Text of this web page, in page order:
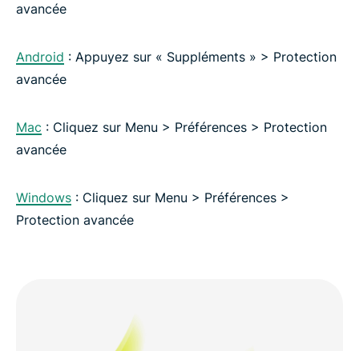
avancée
Android : Appuyez sur « Suppléments » > Protection
avancée
Mac : Cliquez sur Menu > Préférences > Protection
avancée
Windows : Cliquez sur Menu > Préférences >
Protection avancée